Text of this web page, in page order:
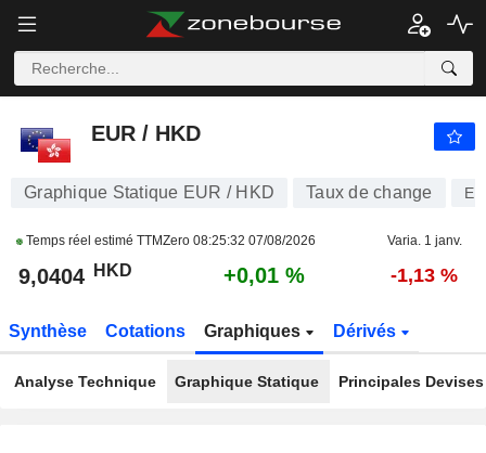
EUR / HKD
EUR / HKD
Graphique Statique EUR / HKD Taux de change
Temps réel estimé TTMZero 08:25:32 07/08/2026 Varia. 1 janv.
9,0404 HKD +0,01 % -1,13 %
Synthèse Cotations Graphiques Dérivés
Analyse Technique Graphique Statique Principales Devises